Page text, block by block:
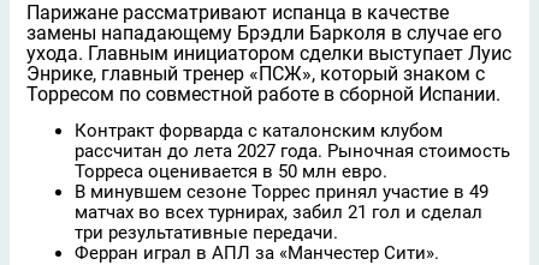
Парижане рассматривают испанца в качестве
замены нападающему Брэдли Барколя в случае его
ухода. Главным инициатором сделки выступает Луис
Энрике, главный тренер «ПСЖ», который знаком с
Торресом по совместной работе в сборной Испании.
Контракт форварда с каталонским клубом
рассчитан до лета 2027 года. Рыночная стоимость
Торреса оценивается в 50 млн евро.
В минувшем сезоне Торрес принял участие в 49
матчах во всех турнирах, забил 21 гол и сделал
три результативные передачи.
Ферран играл в АПЛ за «Манчестер Сити».